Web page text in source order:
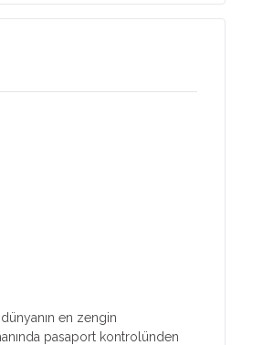
en zengin
pasaport kontrolünden